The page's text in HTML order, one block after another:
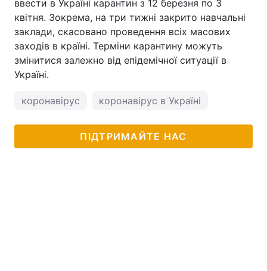
ввести в Україні карантин з 12 березня по 3
квітня. Зокрема, на три тижні закрито навчальні
заклади, скасовано проведення всіх масових
заходів в країні. Терміни карантину можуть
змінитися залежно від епідемічної ситуації в
Україні.
коронавірус коронавірус в Україні
ПІДТРИМАЙТЕ НАС